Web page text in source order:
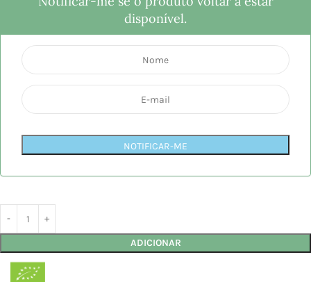
disponível.
NOTIFICAR-ME
ADICIONAR